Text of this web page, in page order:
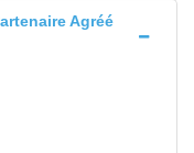
Agréé